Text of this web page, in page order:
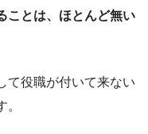
ことは、ほとんど無い
て役職が付いて来ない